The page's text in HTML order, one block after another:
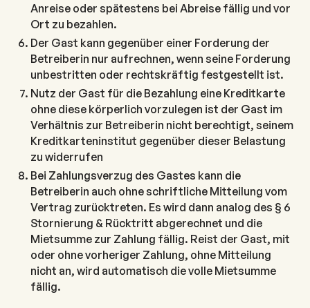
Anreise oder spätestens bei Abreise fällig und vor
Ort zu bezahlen.
Der Gast kann gegenüber einer Forderung der
Betreiberin nur aufrechnen, wenn seine Forderung
unbestritten oder rechtskräftig festgestellt ist.
Nutz der Gast für die Bezahlung eine Kreditkarte
ohne diese körperlich vorzulegen ist der Gast im
Verhältnis zur Betreiberin nicht berechtigt, seinem
Kreditkarteninstitut gegenüber dieser Belastung
zu widerrufen
Bei Zahlungsverzug des Gastes kann die
Betreiberin auch ohne schriftliche Mitteilung vom
Vertrag zurücktreten. Es wird dann analog des § 6
Stornierung & Rücktritt abgerechnet und die
Mietsumme zur Zahlung fällig. Reist der Gast, mit
oder ohne vorheriger Zahlung, ohne Mitteilung
nicht an, wird automatisch die volle Mietsumme
fällig.